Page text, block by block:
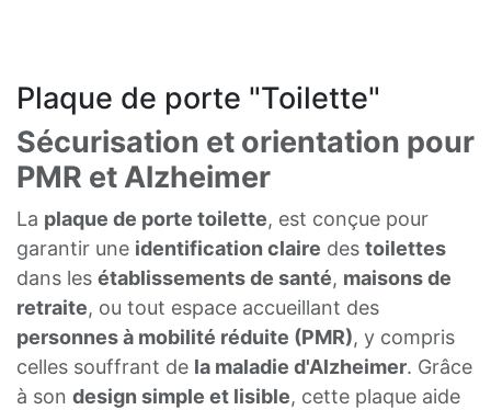
Plaque de porte "Toilette"
Sécurisation et orientation pour
PMR et Alzheimer
La plaque de porte toilette, est conçue pour
garantir une identification claire des toilettes
dans les établissements de santé, maisons de
retraite, ou tout espace accueillant des
personnes à mobilité réduite (PMR), y compris
celles souffrant de la maladie d'Alzheimer. Grâce
à son design simple et lisible, cette plaque aide